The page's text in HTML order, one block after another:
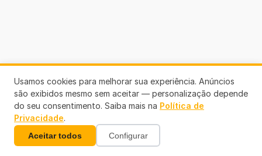
Usamos cookies para melhorar sua experiência. Anúncios
são exibidos mesmo sem aceitar — personalização depende
do seu consentimento. Saiba mais na Política de
Privacidade.
Aceitar todos Configurar